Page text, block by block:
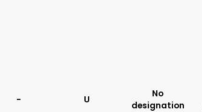
- U
No
designation